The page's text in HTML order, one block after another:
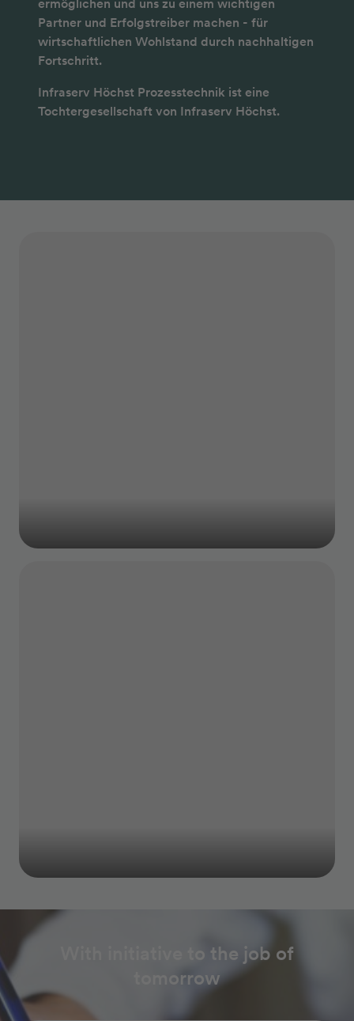
ermöglichen und uns zu einem wichtigen
Partner und Erfolgstreiber machen - für
wirtschaftlichen Wohlstand durch nachhaltigen
Fortschritt.
Infraserv Höchst Prozesstechnik ist eine
Tochtergesellschaft von Infraserv Höchst.
With initiative to the job of
tomorrow